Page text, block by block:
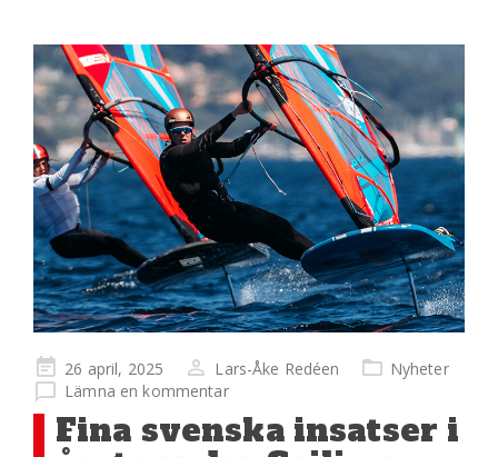
Publicerad
på
26 april, 2025 Lars-Åke Redéen
Nyheter
Lämna en kommentar
Fina svenska insatser i